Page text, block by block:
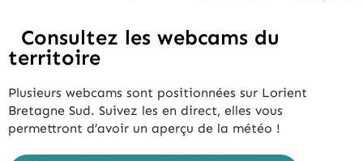
Consultez les webcams du
territoire
Plusieurs webcams sont positionnées sur Lorient
Bretagne Sud. Suivez les en direct, elles vous
permettront d’avoir un aperçu de la météo !